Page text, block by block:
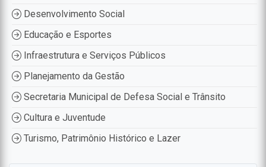
Desenvolvimento Social
Educação e Esportes
Infraestrutura e Serviços Públicos
Planejamento da Gestão
Secretaria Municipal de Defesa Social e Trânsito
Cultura e Juventude
Turismo, Patrimônio Histórico e Lazer